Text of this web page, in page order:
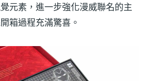
元素，進一步強化漫威聯名的主
箱過程充滿驚喜。